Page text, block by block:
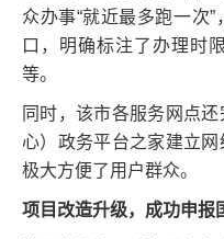
众办事“就近最多跑一次
口，明确标注了办理时
等。
同时，该市各服务网点
心）政务平台之家建立网
极大方便了用户群众。
项目改造升级，成功申报